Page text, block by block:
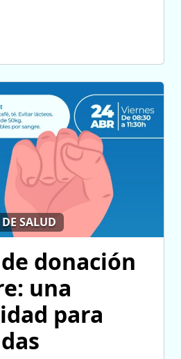
SALUD
donación
una
para